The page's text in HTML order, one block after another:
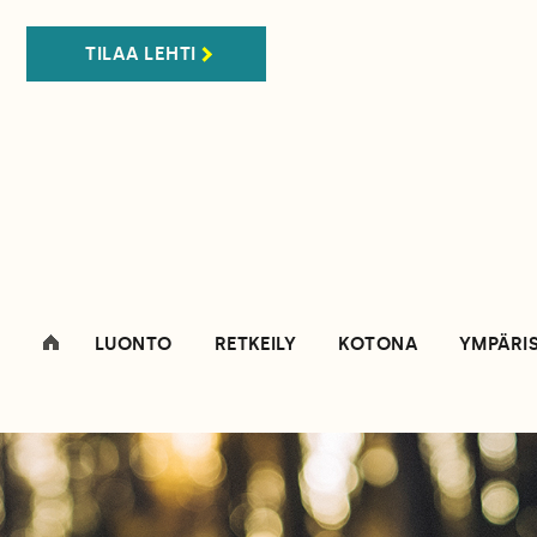
TILAA LEHTI
LUONTO RETKEILY KOTONA